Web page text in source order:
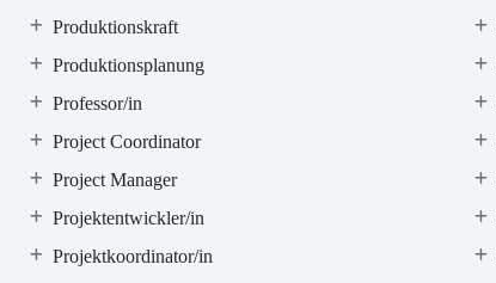
Produktionskraft
Produktionsplanung
Professor/in
Project Coordinator
Project Manager
Projektentwickler/in
Projektkoordinator/in